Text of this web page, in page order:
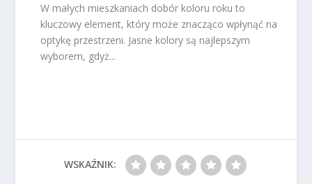
W małych mieszkaniach dobór koloru roku to
kluczowy element, który może znacząco wpłynąć na
optykę przestrzeni. Jasne kolory są najlepszym
wyborem, gdyż...
WSKAŹNIK: